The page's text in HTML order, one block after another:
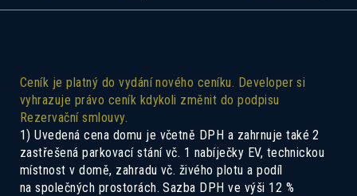
Ceník je platný do vydání nového ceníku. Developer si
vyhrazuje právo ceník kdykoli změnit do podpisu
Rezervační smlouvy.
1) Uvedená cena domu je včetně DPH a zahrnuje také 2
zastřešená parkovací stání vč. 1 nabíječky EV, technickou
místnost v domě, zahradu vč. živého plotu a podíl
na společných prostorách. Sazba DPH ve výši 12 %
Pokud Vás zajímá tento dům, ozvěte se
nám a rádi Vás seznámíme se všemi